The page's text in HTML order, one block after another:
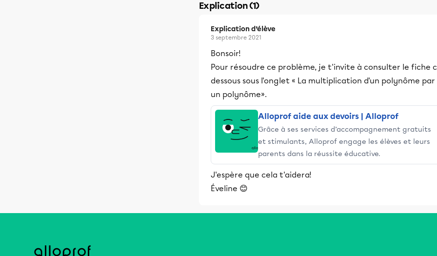
Explication (1)
Explication d’élève
3 septembre 2021
Bonsoir!
Pour résoudre ce problème, je t'invite à consulter le fiche
dessous sous l'onglet « La multiplication d'un polynôme par
un polynôme».
Alloprof aide aux devoirs | Alloprof
Grâce à ses services d’accompagnement gratuits
et stimulants, Alloprof engage les élèves et leurs
parents dans la réussite éducative.
J'espère que cela t'aidera!
Éveline 😊